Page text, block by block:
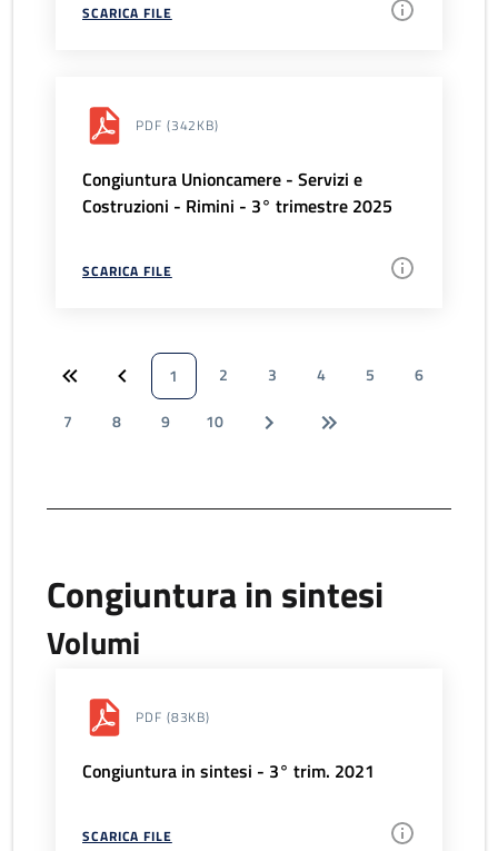
SCARICA FILE
PDF (342KB)
Congiuntura Unioncamere - Servizi e
Costruzioni - Rimini - 3° trimestre 2025
SCARICA FILE
1 2 3 4 5
6
7
8 9 10
Congiuntura in sintesi
Volumi
PDF (83KB)
Congiuntura in sintesi - 3° trim. 2021
SCARICA FILE